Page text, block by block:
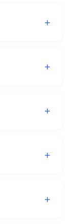
提供 12 個月
能需要額外
薦適合嘅方
詢新方案，
你嘅地址俾